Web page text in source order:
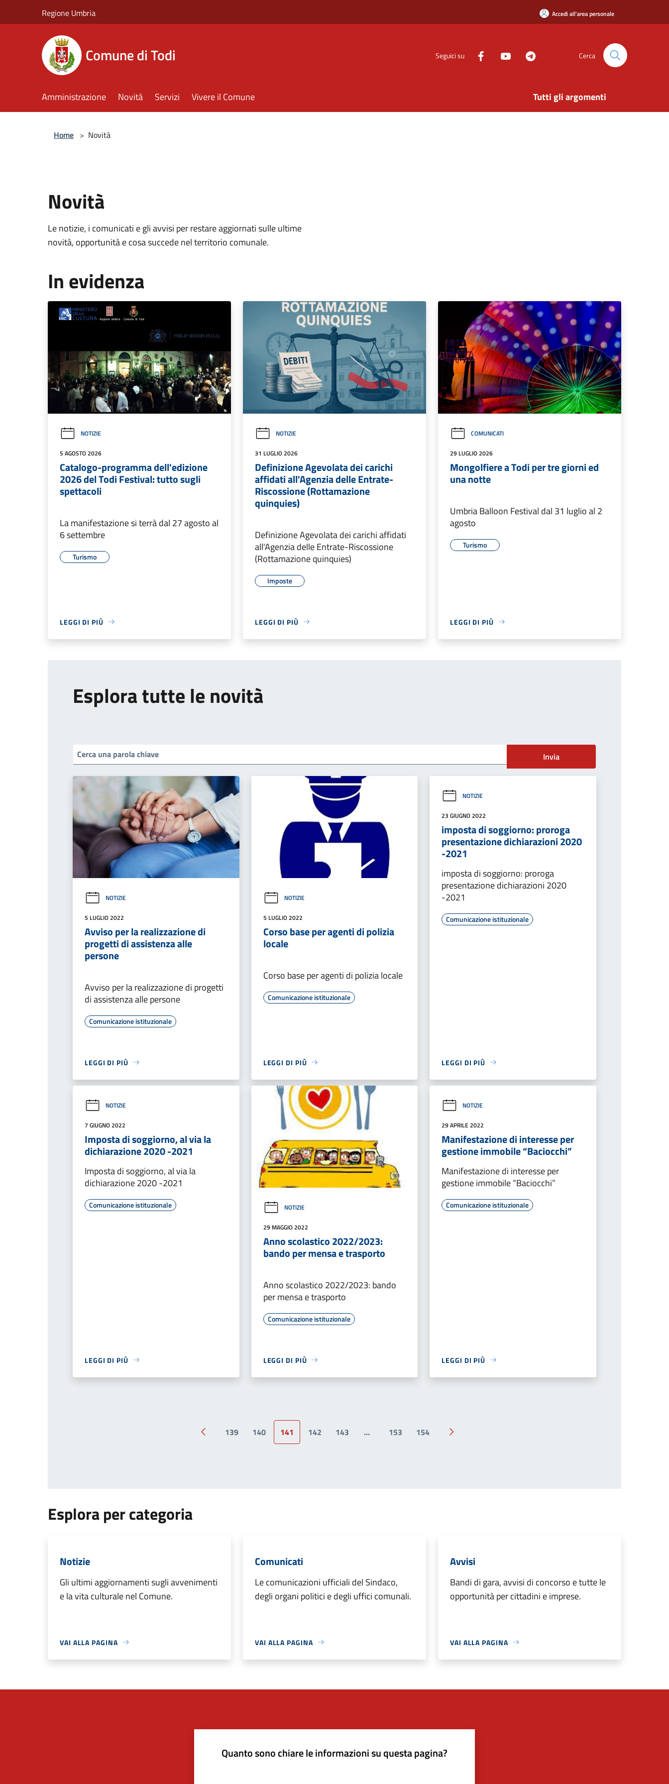
Regione Umbria Accedi all'area personale
Comune di Todi Seguici su Cerca
Amministrazione Novità Servizi Vivere il Comune Tutti gli argomenti
Home > Novità
Novità
Le notizie, i comunicati e gli avvisi per restare aggiornati sulle ultime
novità, opportunità e cosa succede nel territorio comunale.
In evidenza
NOTIZIE
5 AGOSTO 2026
Catalogo-programma dell'edizione
2026 del Todi Festival: tutto sugli
spettacoli
La manifestazione si terrà dal 27 agosto al
6 settembre
Turismo
LEGGI DI PIÙ
NOTIZIE
31 LUGLIO 2026
Definizione Agevolata dei carichi
affidati all'Agenzia delle Entrate-
Riscossione (Rottamazione
quinquies)
Definizione Agevolata dei carichi affidati
all'Agenzia delle Entrate-Riscossione
(Rottamazione quinquies)
Imposte
LEGGI DI PIÙ
COMUNICATI
29 LUGLIO 2026
Mongolfiere a Todi per tre giorni ed
una notte
Umbria Balloon Festival dal 31 luglio al 2
agosto
Turismo
LEGGI DI PIÙ
Esplora tutte le novità
Invia
NOTIZIE
5 LUGLIO 2022
Avviso per la realizzazione di
progetti di assistenza alle
persone
Avviso per la realizzazione di progetti
di assistenza alle persone
Comunicazione istituzionale
LEGGI DI PIÙ
NOTIZIE
5 LUGLIO 2022
Corso base per agenti di polizia
locale
Corso base per agenti di polizia locale
Comunicazione istituzionale
LEGGI DI PIÙ
NOTIZIE
23 GIUGNO 2022
imposta di soggiorno: proroga
presentazione dichiarazioni 2020
-2021
imposta di soggiorno: proroga
presentazione dichiarazioni 2020
-2021
Comunicazione istituzionale
LEGGI DI PIÙ
NOTIZIE
7 GIUGNO 2022
Imposta di soggiorno, al via la
dichiarazione 2020 -2021
Imposta di soggiorno, al via la
dichiarazione 2020 -2021
Comunicazione istituzionale
LEGGI DI PIÙ
NOTIZIE
29 MAGGIO 2022
Anno scolastico 2022/2023:
bando per mensa e trasporto
Anno scolastico 2022/2023: bando
per mensa e trasporto
Comunicazione istituzionale
LEGGI DI PIÙ
NOTIZIE
29 APRILE 2022
Manifestazione di interesse per
gestione immobile “Baciocchi”
Manifestazione di interesse per
gestione immobile “Baciocchi”
Comunicazione istituzionale
LEGGI DI PIÙ
Pagina precedente
139 140 141 142 143 ... 153 154
Pagina successiva
Esplora per categoria
Notizie
Gli ultimi aggiornamenti sugli avvenimenti
e la vita culturale nel Comune.
VAI ALLA PAGINA
Comunicati
Le comunicazioni ufficiali del Sindaco,
degli organi politici e degli uffici comunali.
VAI ALLA PAGINA
Avvisi
Bandi di gara, avvisi di concorso e tutte le
opportunità per cittadini e imprese.
VAI ALLA PAGINA
Quanto sono chiare le informazioni su questa pagina?